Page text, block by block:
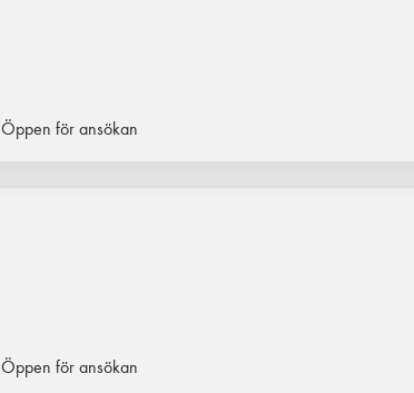
Öppen för ansökan
Öppen för ansökan